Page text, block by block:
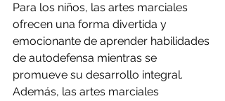
Para los niños, las artes marciales
ofrecen una forma divertida y
emocionante de aprender habilidades
de autodefensa mientras se
promueve su desarrollo integral.
Además, las artes marciales